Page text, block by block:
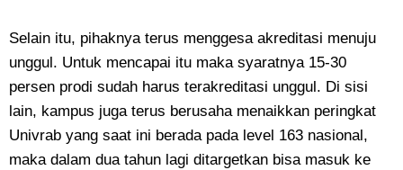
Selain itu, pihaknya terus menggesa akreditasi menuju
unggul. Untuk mencapai itu maka syaratnya 15-30
persen prodi sudah harus terakreditasi unggul. Di sisi
lain, kampus juga terus berusaha menaikkan peringkat
Univrab yang saat ini berada pada level 163 nasional,
maka dalam dua tahun lagi ditargetkan bisa masuk ke